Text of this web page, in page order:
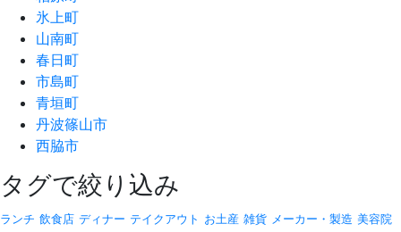
氷上町
山南町
春日町
市島町
青垣町
丹波篠山市
西脇市
タグで絞り込み
ランチ 飲食店 ディナー テイクアウト お土産 雑貨 メーカー・製造 美容院